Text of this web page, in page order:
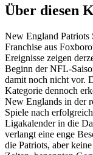
Über diesen
New England Patriots
Franchise aus
Ereignisse zeigen
Beginn der NFL-
damit noch nicht vor.
Kategorie dennoch
New Englands in der
Spiele nach
Ligakalender in die
verlangt eine enge
die Patriots, aber